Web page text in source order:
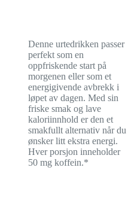
Denne urtedrikken passer
perfekt som en
oppfriskende start på
morgenen eller som et
energigivende avbrekk i
løpet av dagen. Med sin
friske smak og lave
kaloriinnhold er den et
smakfullt alternativ når du
ønsker litt ekstra energi.
Hver porsjon inneholder
50 mg koffein.*